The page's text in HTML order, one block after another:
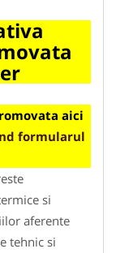
aici
formularul
si
aferente
tehnic si